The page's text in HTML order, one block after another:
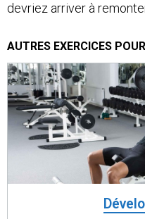
devriez arriver à
AUTRES EXERCICES